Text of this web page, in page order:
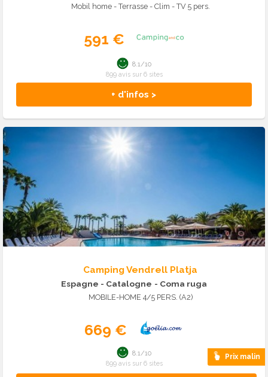
Mobil home - Terrasse - Clim - TV 5 pers.
591 €
+ d'infos >
8.1/10
899 avis sur 6 sites
Camping Vendrell Platja
Espagne - Catalogne - Coma ruga
MOBILE-HOME 4/5 PERS. (A2)
669 €
Prix malin
8.1/10
899 avis sur 6 sites